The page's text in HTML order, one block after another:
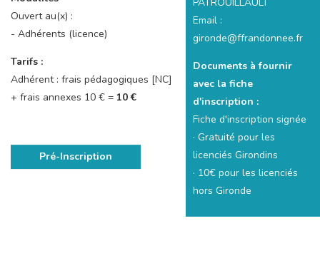
Ouvert au(x) :
- Adhérents (licence)
Tarifs :
Adhérent : frais pédagogiques [NC]
+ frais annexes 10 € = 10 €
Pré-Inscription
Email :
gironde@ffrandonnee.fr
Documents à fournir
avec la fiche
d'inscription :
Fiche d'inscription signée
· Gratuité pour les
licenciés Girondins
· 10€ pour les licenciés
hors Gironde